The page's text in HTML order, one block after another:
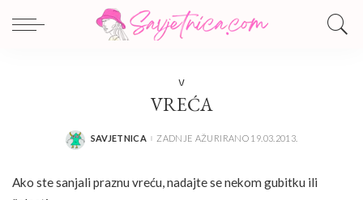
V
VREĆA
POSTED
SAVJETNICA ZADNJE AŽURIRANO 19.03.2013.
Ako ste sanjali praznu vreću, nadajte se nekom gubitku ili